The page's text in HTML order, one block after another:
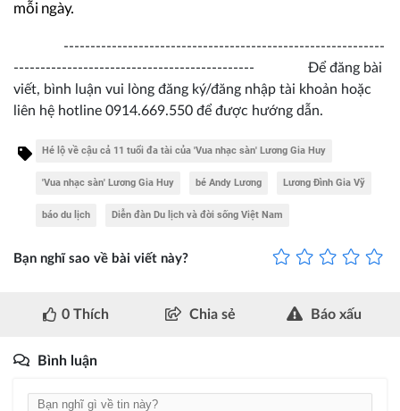
mỗi ngày.
------------------------------------------------------------
--------------------------------------------- Để đăng bài
viết, bình luận vui lòng đăng ký/đăng nhập tài khoản hoặc
liên hệ hotline 0914.669.550 để được hướng dẫn.
Hé lộ về cậu cả 11 tuổi đa tài của 'Vua nhạc sàn' Lương Gia Huy
'Vua nhạc sàn' Lương Gia Huy bé Andy Lương Lương Đình Gia Vỹ
báo du lịch Diễn đàn Du lịch và đời sống Việt Nam
Bạn nghĩ sao về bài viết này?
0 Thích Chia sẻ Báo xấu
Bình luận